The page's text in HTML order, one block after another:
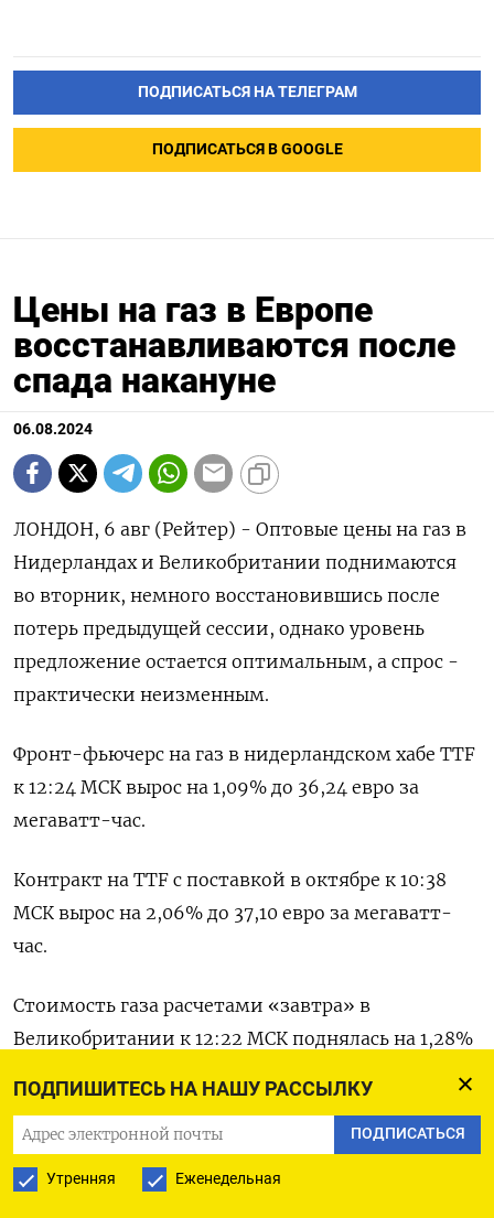
ПОДПИШИТЕСЬ НА НАШУ РАССЫЛКУ
ПОДПИСАТЬСЯ
Утренняя Еженедельная
ПОДПИСАТЬСЯ НА ТЕЛЕГРАМ
ПОДПИСАТЬСЯ В GOOGLE
Цены на газ в Европе
восстанавливаются после
спада накануне
06.08.2024
ЛОНДОН, 6 авг (Рейтер) - Оптовые цены на газ в
Нидерландах и Великобритании поднимаются
во вторник, немного восстановившись после
потерь предыдущей сессии, однако уровень
предложение остается оптимальным, а спрос -
практически неизменным.
Фронт-фьючерс на газ в нидерландском хабе TTF
к 12:24 МСК вырос на 1,09% до 36,24 евро за
мегаватт-час.
Контракт на TTF с поставкой в октябре к 10:38
МСК вырос на 2,06% до 37,10 евро за мегаватт-
час.
Стоимость газа расчетами «завтра» в
Великобритании к 12:22 МСК поднялась на 1,28%
Цены на газ упали в понедельник на фоне
мировой распродажи.